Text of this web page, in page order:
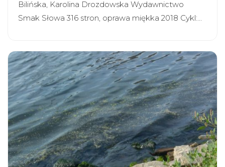
Bilińska, Karolina Drozdowska Wydawnictwo
Smak Słowa 316 stron, oprawa miękka 2018 Cykl:…